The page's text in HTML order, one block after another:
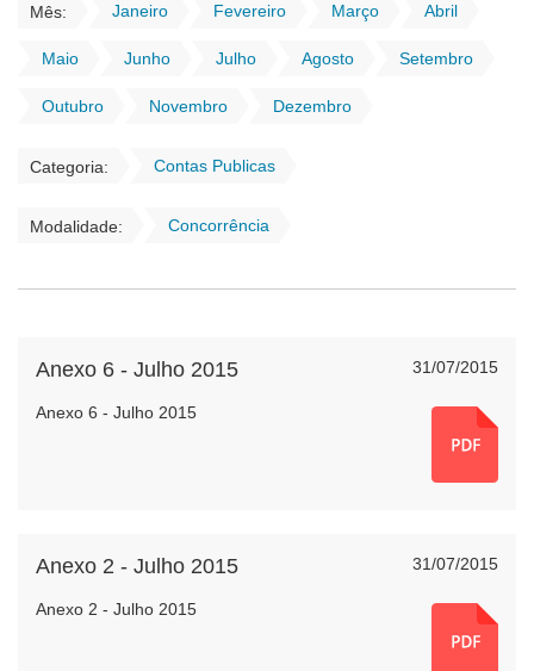
Mês: Janeiro Fevereiro Março Abril
Maio Junho Julho Agosto Setembro
Outubro Novembro Dezembro
Categoria: Contas Publicas
Modalidade: Concorrência
31/07/2015
Anexo 6 - Julho 2015
Anexo 6 - Julho 2015
31/07/2015
Anexo 2 - Julho 2015
Anexo 2 - Julho 2015